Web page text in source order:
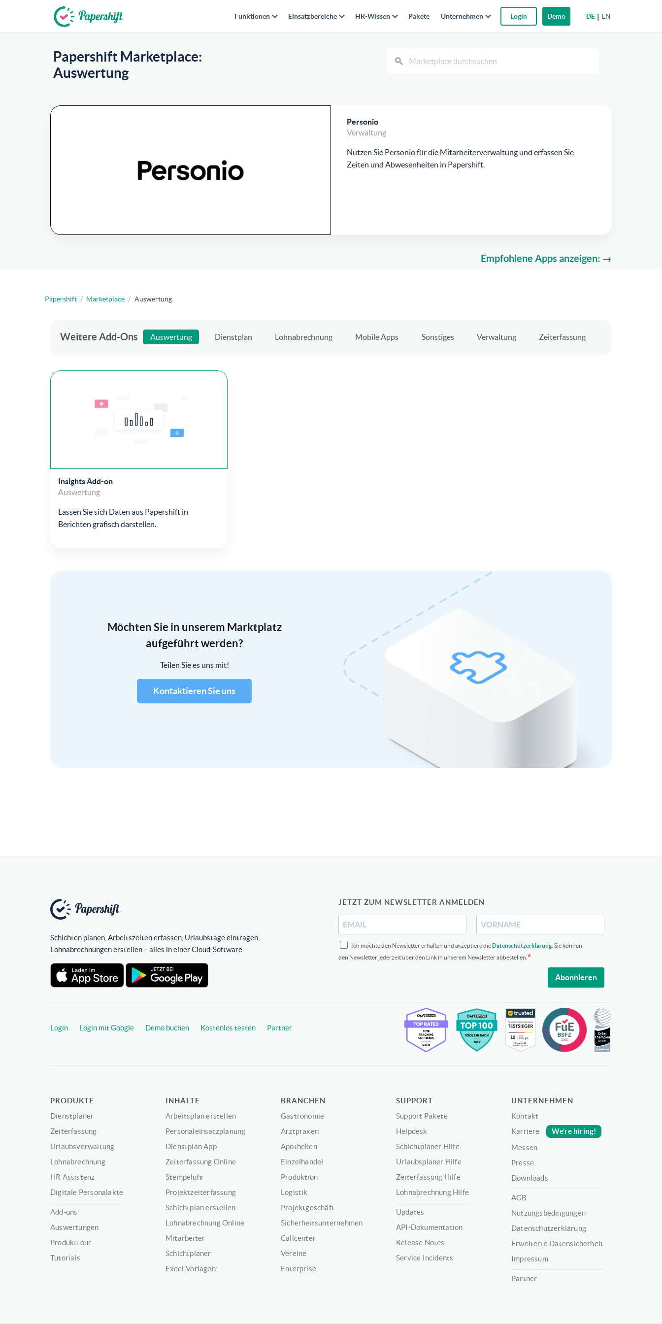
DE EN
Funktionen Einsatzbereiche HR-Wissen Pakete Unternehmen Login Demo
Papershift Marketplace:
Auswertung
Personio
Verwaltung
Nutzen Sie Personio für die Mitarbeiterverwaltung und erfassen Sie
Zeiten und Abwesenheiten in Papershift.
Empfohlene Apps anzeigen: →
Papershift / Marketplace / Auswertung
Weitere Add-Ons Auswertung Dienstplan Lohnabrechnung Mobile Apps Sonstiges Verwaltung Zeiterfassung
Insights Add-on
Auswertung
Lassen Sie sich Daten aus Papershift in
Berichten grafisch darstellen.
Möchten Sie in unserem Marktplatz
aufgeführt werden?
Teilen Sie es uns mit!
Kontaktieren Sie uns
Schichten planen, Arbeitszeiten erfassen, Urlaubstage eintragen,
Lohnabrechnungen erstellen – alles in einer Cloud-Software
JETZT ZUM NEWSLETTER ANMELDEN
Ich möchte den Newsletter erhalten und akzeptiere dieDatenschutzerklärung . Sie können
den Newsletter jederzeit über den Link in unserem Newsletter abbestellen.
Abonnieren
Login Login mit Google Demo buchen Kostenlos testen Partner
PRODUKTE
Dienstplaner
Zeiterfassung
Urlaubsverwaltung
Lohnabrechnung
HR Assistenz
Digitale Personalakte
Add-ons
Auswertungen
Produkttour
Tutorials
INHALTE
Arbeitsplan erstellen
Personaleinsatzplanung
Dienstplan App
Zeiterfassung Online
Stempeluhr
Projektzeiterfassung
Schichtplan erstellen
Lohnabrechnung Online
Mitarbeiter
Schichtplaner
Excel-Vorlagen
BRANCHEN
Gastronomie
Arztpraxen
Apotheken
Einzelhandel
Produktion
Logistik
Projektgeschäft
Sicherheitsunternehmen
Callcenter
Vereine
Enterprise
SUPPORT
Support Pakete
Helpdesk
Schichtplaner Hilfe
Urlaubsplaner Hilfe
Zeiterfassung Hilfe
Lohnabrechnung Hilfe
Updates
API-Dokumentation
Release Notes
Service Incidents
UNTERNEHMEN
Kontakt
Karriere
We’re hiring!
Messen
Presse
Downloads
AGB
Nutzungsbedingungen
Datenschutzerklärung
Erweiterte Datensicherheit
Impressum
Partner